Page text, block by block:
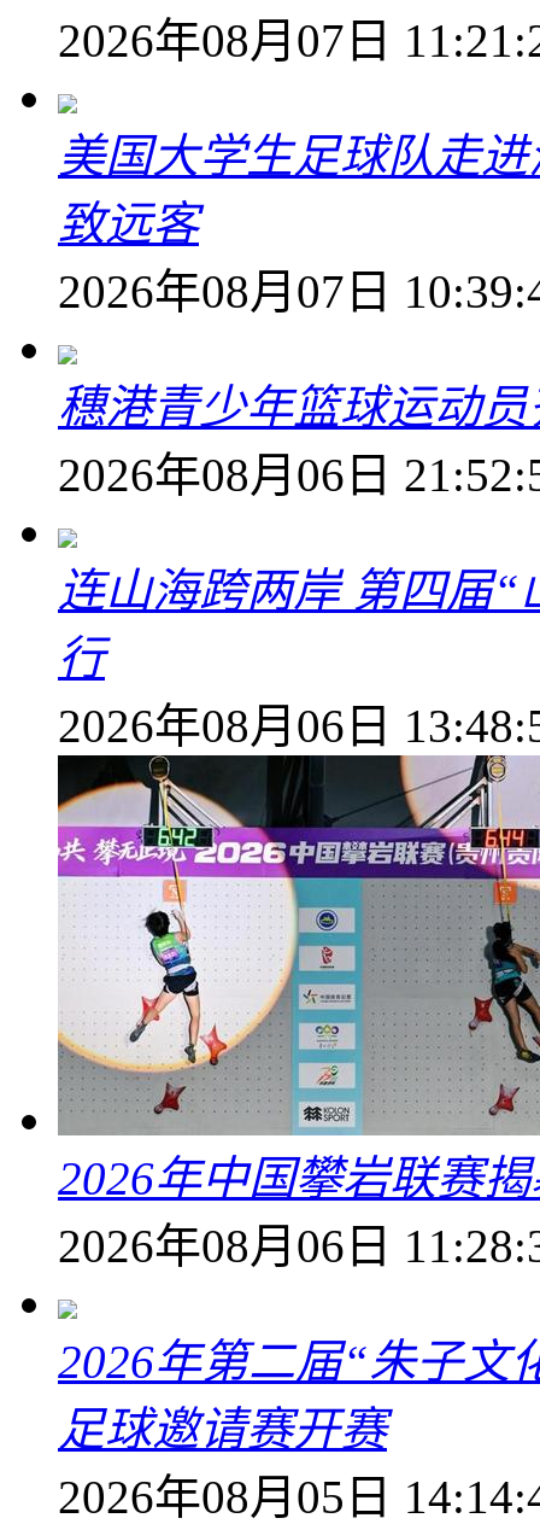
2026年08月07日
美国大学生足球队走
致远客
2026年08月07日
穗港青少年篮球运动
2026年08月06日
连山海跨两岸 第四届
行
2026年08月06日
2026年中国攀岩联赛
2026年08月06日
2026年第二届“朱子文
足球邀请赛开赛
2026年08月05日